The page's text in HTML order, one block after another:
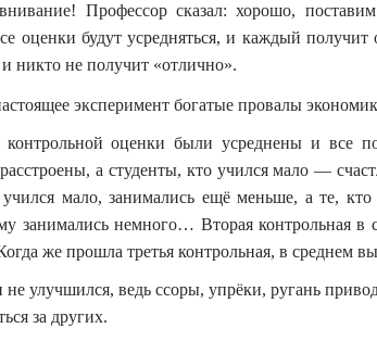
Профессор сказал: хорошо,
оценки будут усредняться, и каждый
никто не получит «отлично».
контрольной оценки были усреднены и все
а студенты, кто учился мало —
учился мало, занимались ещё меньше, а те,
занимались немного… Вторая контрольная в
же прошла третья контрольная, в среднем
и не улучшился, ведь ссоры, упрёки, ругань
за других.